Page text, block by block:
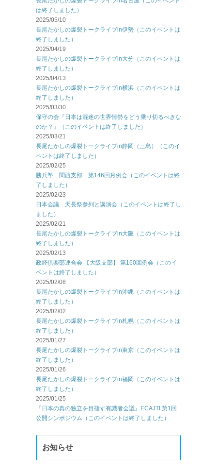
は終了しました）
2025/05/10
長尾たかしの爆裂トークライブin伊勢（このイベントは
終了しました）
2025/04/19
長尾たかしの爆裂トークライブin大分（このイベントは
終了しました）
2025/04/13
長尾たかしの爆裂トークライブin横浜（このイベントは
終了しました）
2025/03/30
保守の会『日本は混迷の世界情勢をどう乗り切るべきな
のか？』（このイベントは終了しました）
2025/03/21
長尾たかしの爆裂トークライブin静岡（三島）（このイ
ベントは終了しました）
2025/02/25
勝兵塾 関西支部 第146回月例会（このイベントは終
了しました）
2025/02/23
日本会議 天長祭参列と講演会（このイベントは終了し
ました）
2025/02/21
長尾たかしの爆裂トークライブin大阪（このイベントは
終了しました）
2025/02/13
政経倶楽部連合会 【大阪支部】 第160回例会（このイ
ベントは終了しました）
2025/02/08
長尾たかしの爆裂トークライブin沖縄（このイベントは
終了しました）
2025/02/02
長尾たかしの爆裂トークライブin札幌（このイベントは
終了しました）
2025/01/27
長尾たかしの爆裂トークライブin東京（このイベントは
終了しました）
2025/01/26
長尾たかしの爆裂トークライブin福岡（このイベントは
終了しました）
2025/01/25
『日本の真の独立を目指す有識者会議』ECAJTI 第1回
公開シンポジウム（このイベントは終了しました）
お知らせ